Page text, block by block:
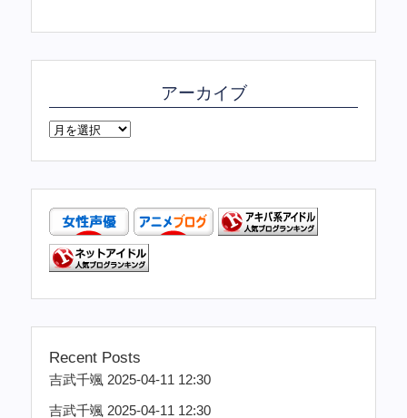
アーカイブ
Recent Posts
吉武千颯 2025-04-11 12:30
吉武千颯 2025-04-11 12:30